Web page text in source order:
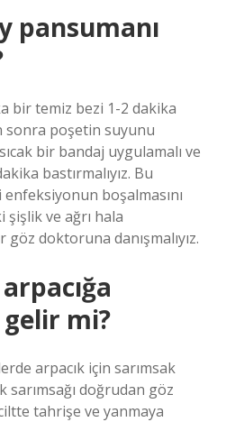
pansumanı
bir temiz bezi 1-2 dakika
sonra poşetin suyunu
bir bandaj uygulamalı ve
bastırmalıyız. Bu
boşalmasını
şişlik ve ağrı hala
doktoruna danışmalıyız.
mi?
arpacık için sarımsak
doğrudan göz
tahrişe ve yanmaya